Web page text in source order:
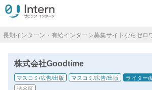
長期インターン・有給インターン募集サイトならゼロ
株式会社Goodtime
マスコミ/広告/出版 マスコミ/広告/出版 ライター/